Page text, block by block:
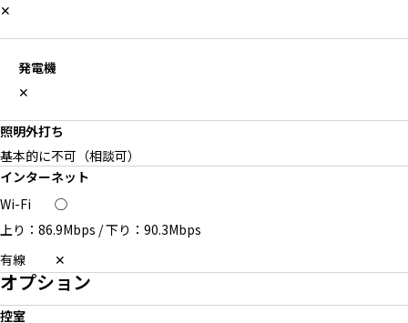
✕
発電機
✕
照明外打ち
基本的に不可（相談可）
インターネット
Wi-Fi
◯
上り：86.9Mbps /下り：90.3Mbps
有線
✕
オプション
控室